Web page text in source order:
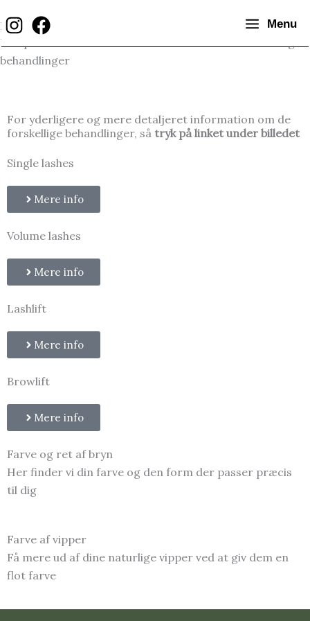
til
indholdet
Menu
Behandlinger
Her på siden finder du information om alle de forskellige
behandlinger
For yderligere og mere detaljeret information om de
forskellige behandlinger, så tryk på linket under billedet
Single lashes
Mere info
Volume lashes
Mere info
Lashlift
Mere info
Browlift
Mere info
Farve og ret af bryn
Her finder vi din farve og den form der passer præcis
til dig
Farve af vipper
Få mere ud af dine naturlige vipper ved at giv dem en
flot farve